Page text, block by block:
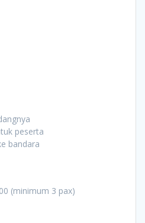
peserta
bandara
(minimum 3 pax)